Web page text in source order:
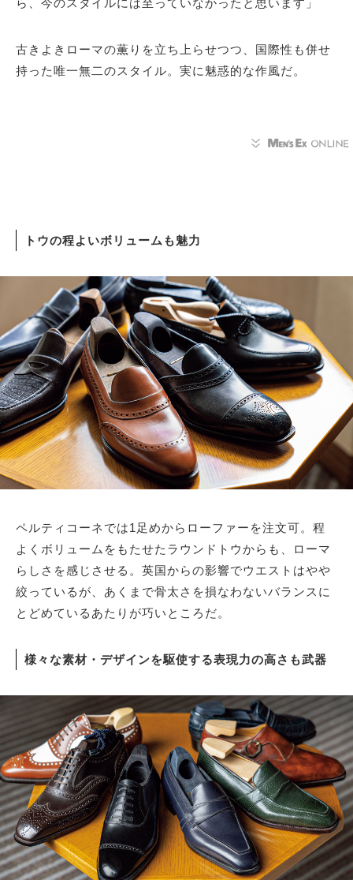
ら、今のスタイルには至っていなかったと思います」
古きよきローマの薫りを立ち上らせつつ、国際性も併せ
持った唯一無二のスタイル。実に魅惑的な作風だ。
トウの程よいボリュームも魅力
ペルティコーネでは1足めからローファーを注文可。程
よくボリュームをもたせたラウンドトウからも、ローマ
らしさを感じさせる。英国からの影響でウエストはやや
絞っているが、あくまで骨太さを損なわないバランスに
とどめているあたりが巧いところだ。
様々な素材・デザインを駆使する表現力の高さも武器